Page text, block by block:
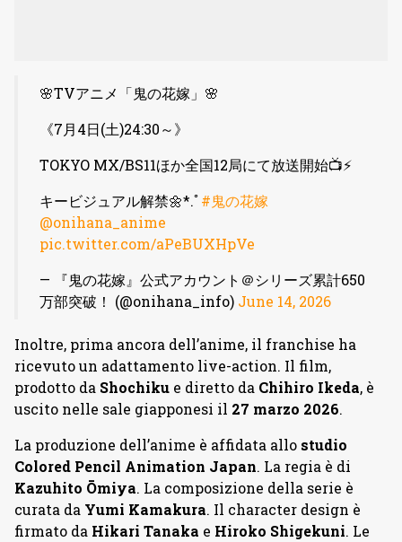
🌸TVアニメ「鬼の花嫁」🌸
《7月4日(土)24:30～》
TOKYO MX/BS11ほか全国12局にて放送開始📺⚡
キービジュアル解禁🌼*.ﾟ#鬼の花嫁
@onihana_anime
pic.twitter.com/aPeBUXHpVe
— 『鬼の花嫁』公式アカウント＠シリーズ累計650
万部突破！ (@onihana_info) June 14, 2026
Inoltre, prima ancora dell’anime, il franchise ha
ricevuto un adattamento live-action. Il film,
prodotto da Shochiku e diretto da Chihiro Ikeda, è
uscito nelle sale giapponesi il 27 marzo 2026.
La produzione dell’anime è affidata allo studio
Colored Pencil Animation Japan. La regia è di
Kazuhito Ōmiya. La composizione della serie è
curata da Yumi Kamakura. Il character design è
firmato da Hikari Tanaka e Hiroko Shigekuni. Le